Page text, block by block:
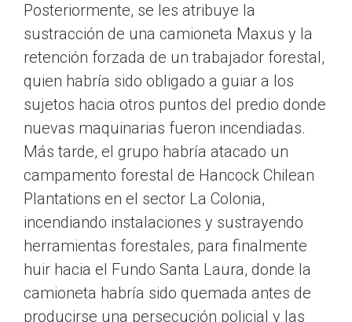
Posteriormente, se les atribuye la
sustracción de una camioneta Maxus y la
retención forzada de un trabajador forestal,
quien habría sido obligado a guiar a los
sujetos hacia otros puntos del predio donde
nuevas maquinarias fueron incendiadas.
Más tarde, el grupo habría atacado un
campamento forestal de Hancock Chilean
Plantations en el sector La Colonia,
incendiando instalaciones y sustrayendo
herramientas forestales, para finalmente
huir hacia el Fundo Santa Laura, donde la
camioneta habría sido quemada antes de
producirse una persecución policial y las